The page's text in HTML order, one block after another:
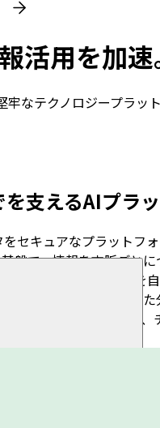
活用を加速
なテクノロジープラ
支えるAIプラ
セキュアなプラットフ
盤で、情報を文脈ごとに
付・場所・概念などを自
る形で、状況に即した
境に組み込みやすく